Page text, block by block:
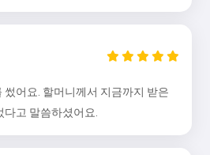
썼어요. 할머니께서 지금까지 받은
다고 말씀하셨어요.